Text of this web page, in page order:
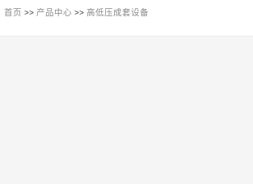
首页 >> 产品中心 >> 高低压成套设备